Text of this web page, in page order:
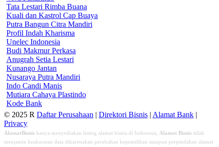
Tata Lestari Rimba Buana
Kuali dan Kastrol Cap Buaya
Putra Bangun Citra Mandiri
Profil Indah Kharisma
Unelec Indonesia
Budi Makmur Perkasa
Anugrah Setia Lestari
Kunango Jantan
Nusaraya Putra Mandiri
Indo Candi Manis
Mutiara Cahaya Plastindo
Kode Bank
© 2025 R Daftar Perusahaan | Direktori Bisnis | Alamat Bank |
Privacy
AlamatBisnis hanya menyediakan listing alamat bisnis di Indonesia, Alamat Bisnis tidak
menjamin keakuratan data dikarenakan perubahan kepemilikan ataupun perpindahan alamat